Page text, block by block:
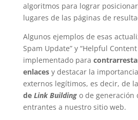
algoritmos para lograr
lugares de las páginas de
Algunos ejemplos de esas
Spam Update” y “Helpful
implementado para
enlacesy destacar la
externos legítimos, es decir, de
de Link Buildingo de generación
entrantes a nuestro sitio web.